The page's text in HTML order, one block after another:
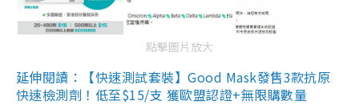
點擊圖片放大
延伸閱讀：【快速測試套裝】Good Mask發售3款抗原
快速檢測劑！低至$15/支 獲歐盟認證+無限購數量